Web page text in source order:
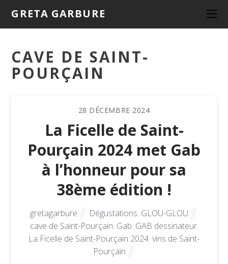
GRETA GARBURE
CAVE DE SAINT-
POURÇAIN
28 DÉCEMBRE 2024
La Ficelle de Saint-
Pourçain 2024 met Gab
à l’honneur pour sa
38ème édition !
gretagarbure Dégustations, GLOU-GLOU
cave de Saint-Pourçain, Gab, GAB dessinateur,
La Ficelle de Saint-Pourçain 2024, vins de Saint-
Pourçain